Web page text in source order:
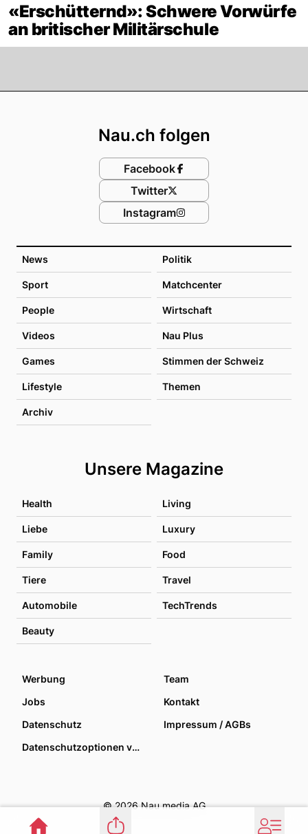
«Erschütternd»: Schwere Vorwürfe
an britischer Militärschule
News Politik
Sport Matchcenter
People Wirtschaft
Videos Nau Plus
Games Stimmen der Schweiz
Lifestyle Themen
Archiv
Unsere Magazine
Health Living
Liebe Luxury
Family Food
Tiere Travel
Automobile TechTrends
Beauty
Nau.ch folgen
Facebook
Twitter
Instagram
Werbung
Team
Jobs
Kontakt
Datenschutz
Impressum / AGBs
Datenschutzoptionen verwalten
© 2026 Nau media AG